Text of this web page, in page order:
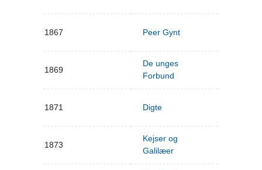
1867 Peer Gynt
1869
De unges
Forbund
1871 Digte
1873
Kejser og
Galilæer